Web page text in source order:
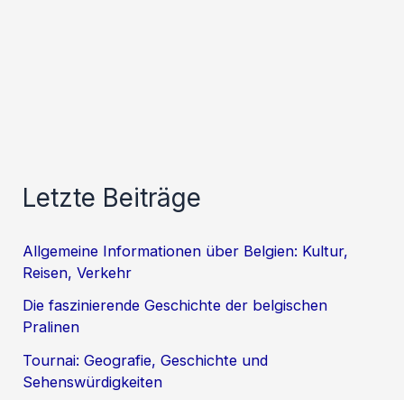
Letzte Beiträge
Allgemeine Informationen über Belgien: Kultur,
Reisen, Verkehr
Die faszinierende Geschichte der belgischen
Pralinen
Tournai: Geografie, Geschichte und
Sehenswürdigkeiten